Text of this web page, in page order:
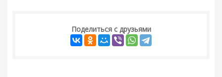
Поделиться с друзьями